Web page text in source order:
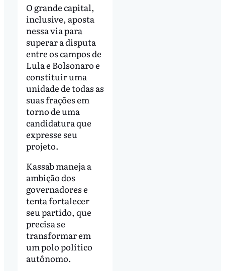
O grande capital,
inclusive, aposta
nessa via para
superar a disputa
entre os campos de
Lula e Bolsonaro e
constituir uma
unidade de todas as
suas frações em
torno de uma
candidatura que
expresse seu
projeto.
Kassab maneja a
ambição dos
governadores e
tenta fortalecer
seu partido, que
precisa se
transformar em
um polo político
autônomo.